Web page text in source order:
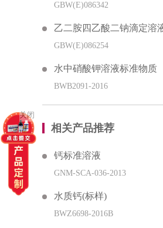
GBW(E)086342
乙二胺四乙酸二钠滴定溶
GBW(E)086254
水中硝酸钾溶液标准物质
BWB2091-2016
相关产品推荐
钙标准溶液
GNM-SCA-036-2013
水质钙(标样)
BWZ6698-2016B
关闭